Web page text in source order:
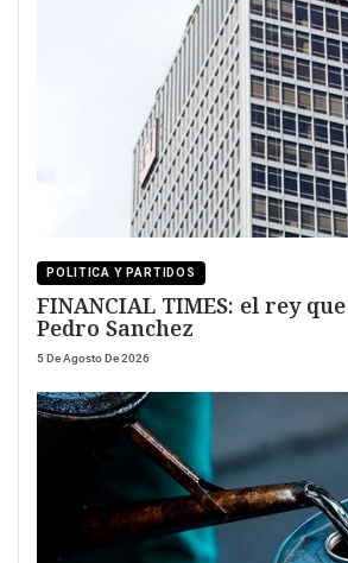
POLITICA Y PARTIDOS
FINANCIAL TIMES: el rey
Pedro Sanchez
5 De Agosto De 2026